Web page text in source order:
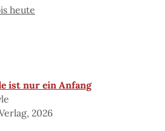
heute
ist nur ein Anfang
2026